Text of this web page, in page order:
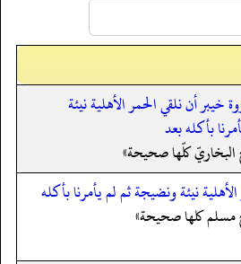
خيبر أن نلقي الحمر الأهلية نيئة
بأكله بعد
كلّها صحيحة»
نيئة ونضيجة ثم لم يأمرنا بأكله
كلها صحيحة»